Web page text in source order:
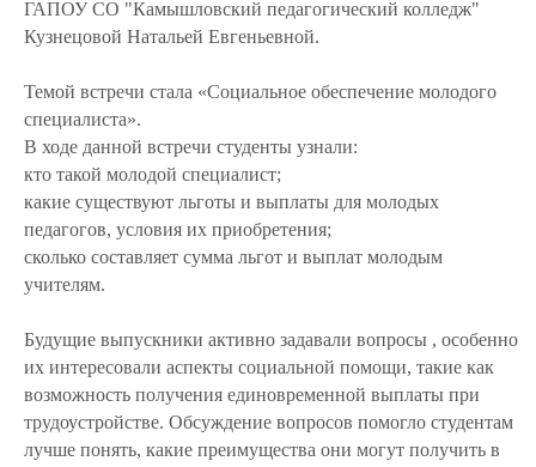
ГАПОУ СО "Камышловский педагогический колледж"
Кузнецовой Натальей Евгеньевной.
Темой встречи стала «Социальное обеспечение молодого
специалиста».
В ходе данной встречи студенты узнали:
кто такой молодой специалист;
какие существуют льготы и выплаты для молодых
педагогов, условия их приобретения;
сколько составляет сумма льгот и выплат молодым
учителям.
Будущие выпускники активно задавали вопросы , особенно
их интересовали аспекты социальной помощи, такие как
возможность получения единовременной выплаты при
трудоустройстве. Обсуждение вопросов помогло студентам
лучше понять, какие преимущества они могут получить в